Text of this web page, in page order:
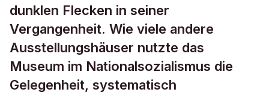
dunklen Flecken in seiner
Vergangenheit. Wie viele andere
Ausstellungshäuser nutzte das
Museum im Nationalsozialismus die
Gelegenheit, systematisch